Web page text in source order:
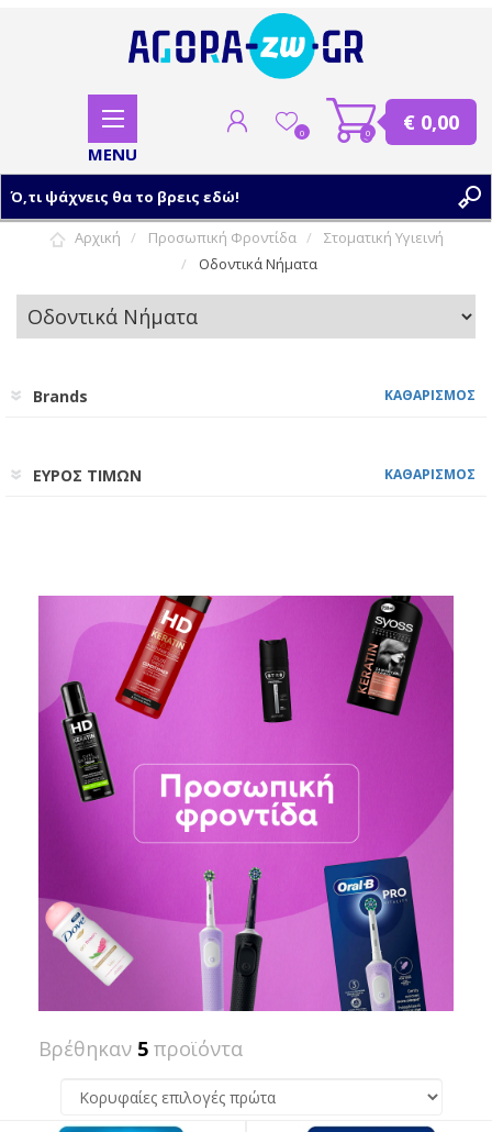
ΣΥΝΔΕΣΗ
0 0 € 0,00
Αρχική Προσωπική Φροντίδα
Στοματική Υγιεινή
Οδοντικά Νήματα
Brands ΚΑΘΑΡΙΣΜΟΣ
ΕΥΡΟΣ ΤΙΜΩΝ ΚΑΘΑΡΙΣΜΟΣ
Βρέθηκαν 5 προϊόντα